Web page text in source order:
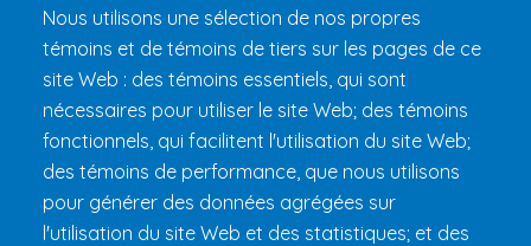
Le programme de reconnaissance
Préparer son 24h
Informations pratiques
FAQ et règlements
Nous utilisons une sélection de nos propres
témoins et de témoins de tiers sur les pages de ce
site Web : des témoins essentiels, qui sont
nécessaires pour utiliser le site Web; des témoins
fonctionnels, qui facilitent l'utilisation du site Web;
des témoins de performance, que nous utilisons
pour générer des données agrégées sur
l'utilisation du site Web et des statistiques; et des